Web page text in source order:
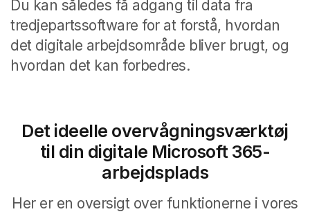
Du kan således få adgang til data fra
tredjepartssoftware for at forstå, hvordan
det digitale arbejdsområde bliver brugt, og
hvordan det kan forbedres.
Det ideelle overvågningsværktøj
til din digitale Microsoft 365-
arbejdsplads
Her er en oversigt over funktionerne i vores